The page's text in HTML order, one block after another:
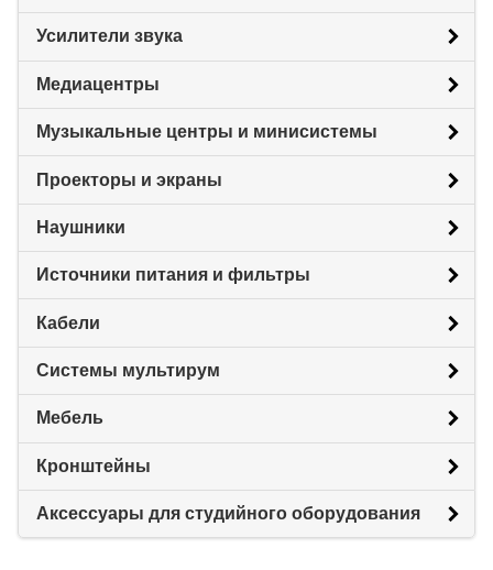
Усилители звука
Медиацентры
Музыкальные центры и минисистемы
Проекторы и экраны
Наушники
Источники питания и фильтры
Кабели
Системы мультирум
Мебель
Кронштейны
Аксессуары для студийного оборудования